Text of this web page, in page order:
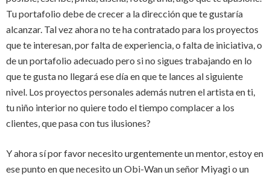
Tu portafolio debe de crecer a la dirección que te gustaría
alcanzar. Tal vez ahora no te ha contratado para los proyectos
que te interesan, por falta de experiencia, o falta de iniciativa, o
de un portafolio adecuado pero si no sigues trabajando en lo
que te gusta no llegará ese día en que te lances al siguiente
nivel. Los proyectos personales además nutren el artista en ti,
tu niño interior no quiere todo el tiempo complacer a los
clientes, que pasa con tus ilusiones?
Y ahora sí por favor necesito urgentemente un mentor, estoy en
ese punto en que necesito un Obi-Wan un señor Miyagi o un